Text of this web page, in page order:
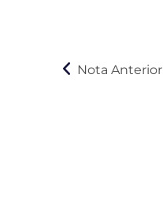
Nota Anterior